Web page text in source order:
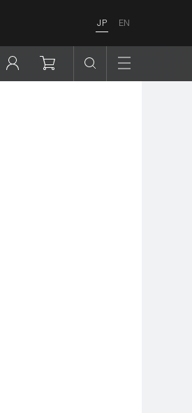
JP EN